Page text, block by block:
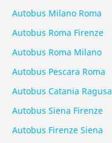
Autobus Milano Roma
Autobus Roma Firenze
Autobus Roma Milano
Autobus Pescara Roma
Autobus Catania Ragusa
Autobus Siena Firenze
Autobus Firenze Siena